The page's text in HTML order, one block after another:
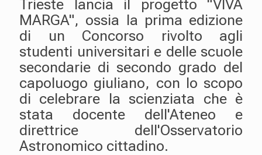
Trieste lancia il progetto "VIVA
MARGA", ossia la prima edizione
di un Concorso rivolto agli
studenti universitari e delle scuole
secondarie di secondo grado del
capoluogo giuliano, con lo scopo
di celebrare la scienziata che è
stata docente dell'Ateneo e
direttrice dell'Osservatorio
Astronomico cittadino.